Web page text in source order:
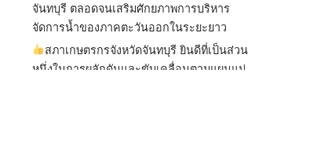
จันทบุรี ตลอดจนเสริมศักยภาพการบริหาร
จัดการน้ำของภาคตะวันออกในระยะยาว
สภาเกษตรกรจังหวัดจันทบุรี ยินดีที่เป็นส่วน
หนึ่งในการผลักดันและขับเคลื่อนตามแผนแม่